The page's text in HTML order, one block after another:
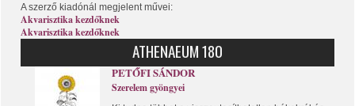
A szerző kiadónál megjelent művei:
Akvarisztika kezdőknek
Akvarisztika kezdőknek
ATHENAEUM 180
PETŐFI SÁNDOR
Szerelem gyöngyei